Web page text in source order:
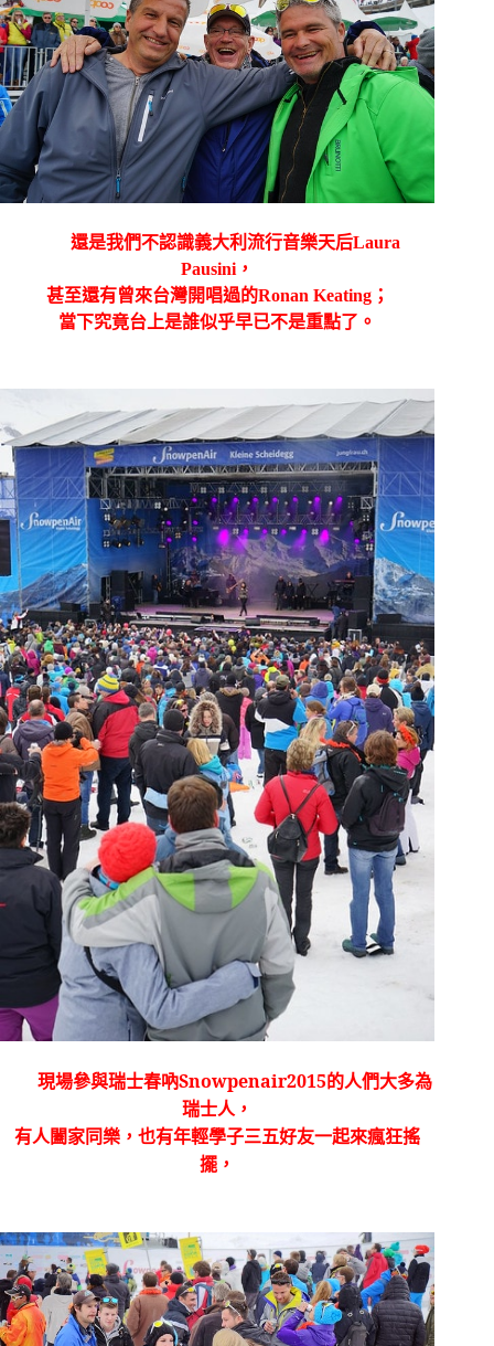
還是我們不認識義大利流行音樂天后Laura
Pausini ，
甚至還有曾來台灣開唱過的Ronan Keating；
當下究竟台上是誰似乎早已不是重點了。
現場參與瑞士春吶Snowpenair2015的人們大多為
瑞士人，
有人闔家同樂，也有年輕學子三五好友一起來瘋狂搖
擺，